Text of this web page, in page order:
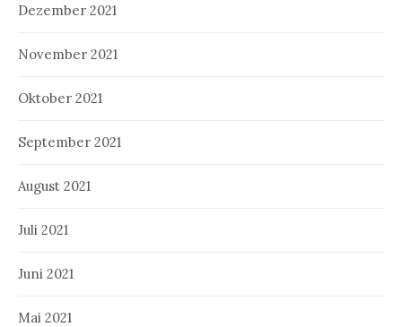
Dezember 2021
November 2021
Oktober 2021
September 2021
August 2021
Juli 2021
Juni 2021
Mai 2021